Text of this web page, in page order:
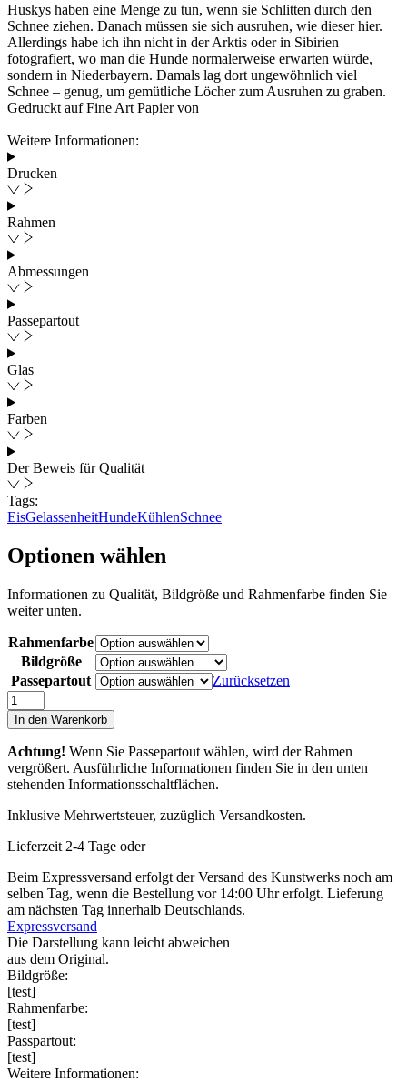
Huskys haben eine Menge zu tun, wenn sie Schlitten durch den
Schnee ziehen. Danach müssen sie sich ausruhen, wie dieser hier.
Allerdings habe ich ihn nicht in der Arktis oder in Sibirien
fotografiert, wo man die Hunde normalerweise erwarten würde,
sondern in Niederbayern. Damals lag dort ungewöhnlich viel
Schnee – genug, um gemütliche Löcher zum Ausruhen zu graben.
Gedruckt auf Fine Art Papier von
Weitere Informationen:
Drucken
Rahmen
Abmessungen
Passepartout
Glas
Farben
Der Beweis für Qualität
Tags:
EisGelassenheitHundeKühlenSchnee
Optionen wählen
Informationen zu Qualität, Bildgröße und Rahmenfarbe finden Sie
weiter unten.
Rahmenfarbe
Bildgröße
Passepartout
Zurücksetzen
The
Age
of
Pleasure
Menge
In den Warenkorb
Achtung! Wenn Sie Passepartout wählen, wird der Rahmen
vergrößert. Ausführliche Informationen finden Sie in den unten
stehenden Informationsschaltflächen.
Inklusive Mehrwertsteuer, zuzüglich Versandkosten.
Lieferzeit 2-4 Tage oder
Beim Expressversand erfolgt der Versand des Kunstwerks noch am
selben Tag, wenn die Bestellung vor 14:00 Uhr erfolgt. Lieferung
am nächsten Tag innerhalb Deutschlands.
Expressversand
Die Darstellung kann leicht abweichen
aus dem Original.
Bildgröße:
[test]
Rahmenfarbe:
[test]
Passpartout:
[test]
Weitere Informationen: